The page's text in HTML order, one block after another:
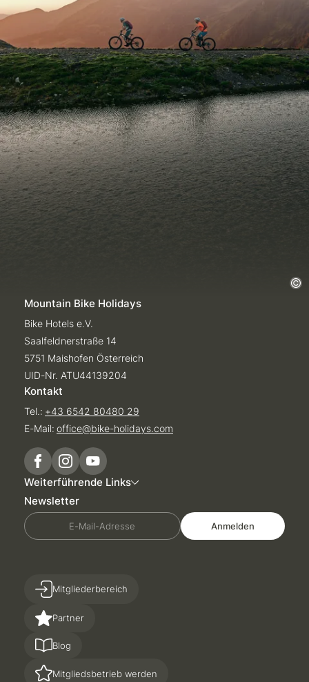
Mountain Bike Holidays
Bike Hotels e.V.
Saalfeldnerstraße 14
5751 Maishofen Österreich
UID-Nr. ATU44139204
Kontakt
Tel.: +43 6542 80480 29
E-Mail: office@bike-holidays.com
Weiterführende Links
Newsletter
E-Mail-Adresse Anmelden
Partner
Blog
Mitgliedsbetrieb werden
Mitgliederbereich